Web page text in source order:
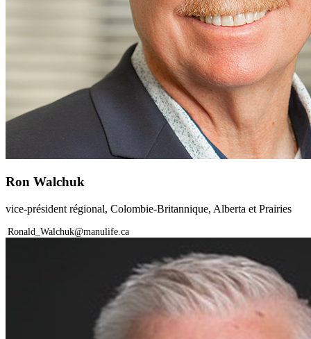
Ron Walchuk
vice-président régional, Colombie-Britannique, Alberta et Prairies
Ronald_Walchuk@manulife.ca